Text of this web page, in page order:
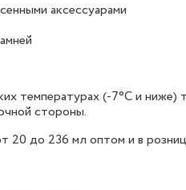
аксессуарами
температурах (-7°С и ниже)
стороны.
20 до 236 мл оптом и в